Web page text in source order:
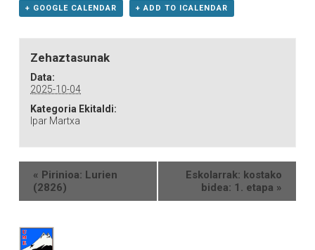
+ GOOGLE CALENDAR + ADD TO ICALENDAR
Zehaztasunak
Data:
2025-10-04
Kategoria Ekitaldi:
Ipar Martxa
« Pirinioa: Lurien
(2826)
Eskolarrak: kostako
bidea: 1. etapa »